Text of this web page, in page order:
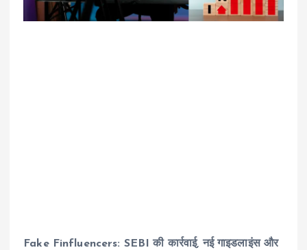
Fake Finfluencers: SEBI की कार्रवाई, नई गाइडलाइंस और